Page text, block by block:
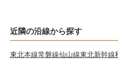
近隣の沿線から探す
東北本線常磐線仙山線東北新幹線